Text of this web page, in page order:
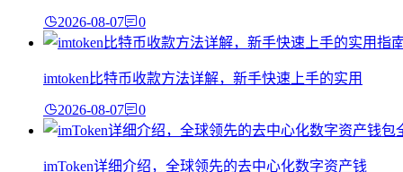
2026-08-07 0
imtoken比特币收款方法详解，新手快速上手的实用
2026-08-07 0
imToken详细介绍，全球领先的去中心化数字资产钱